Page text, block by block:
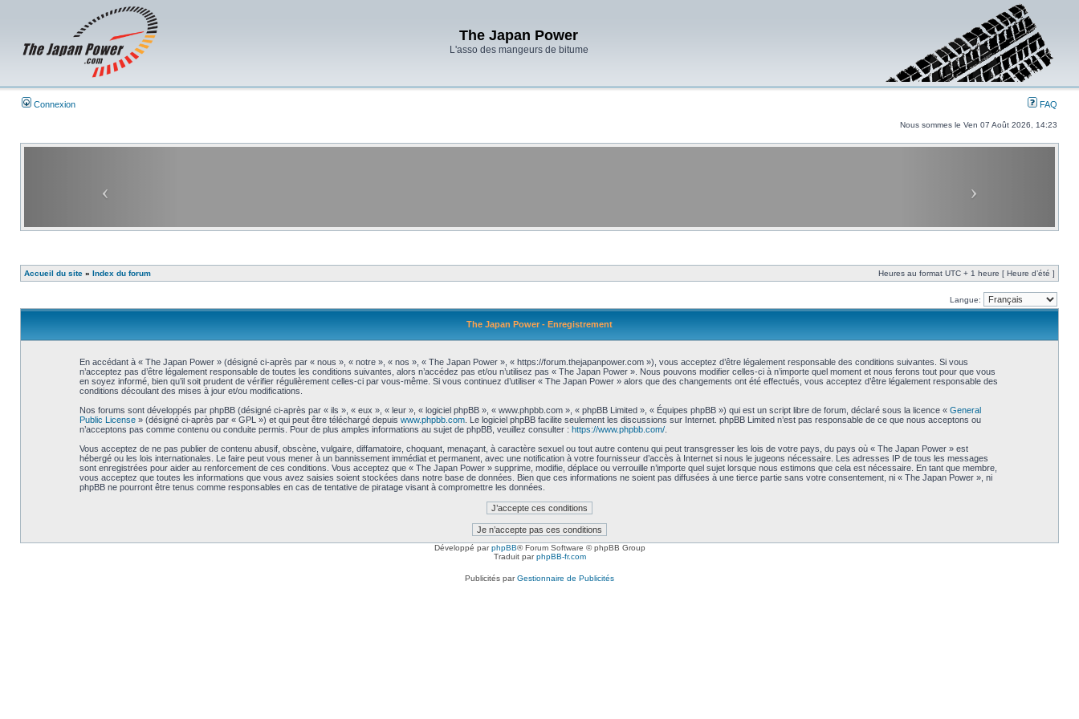
The Japan Power
L'asso des mangeurs de bitume
Connexion FAQ
Nous sommes le Ven 07 Août 2026, 14:23
Accueil du site » Index du forum Heures au format UTC + 1 heure [ Heure d’été ]
Langue:
The Japan Power - Enregistrement
En accédant à « The Japan Power » (désigné ci-après par « nous », « notre », « nos », « The Japan Power », « https://forum.thejapanpower.com »), vous acceptez d’être légalement responsable des conditions suivantes. Si vous
n’acceptez pas d’être légalement responsable de toutes les conditions suivantes, alors n’accédez pas et/ou n’utilisez pas « The Japan Power ». Nous pouvons modifier celles-ci à n’importe quel moment et nous ferons tout pour que vous
en soyez informé, bien qu’il soit prudent de vérifier régulièrement celles-ci par vous-même. Si vous continuez d’utiliser « The Japan Power » alors que des changements ont été effectués, vous acceptez d’être légalement responsable des
conditions découlant des mises à jour et/ou modifications.
Nos forums sont développés par phpBB (désigné ci-après par « ils », « eux », « leur », « logiciel phpBB », « www.phpbb.com », « phpBB Limited », « Équipes phpBB ») qui est un script libre de forum, déclaré sous la licence « General
Public License» (désigné ci-après par « GPL ») et qui peut être téléchargé depuis www.phpbb.com. Le logiciel phpBB facilite seulement les discussions sur Internet. phpBB Limited n’est pas responsable de ce que nous acceptons ou
n’acceptons pas comme contenu ou conduite permis. Pour de plus amples informations au sujet de phpBB, veuillez consulter : https://www.phpbb.com/.
Vous acceptez de ne pas publier de contenu abusif, obscène, vulgaire, diffamatoire, choquant, menaçant, à caractère sexuel ou tout autre contenu qui peut transgresser les lois de votre pays, du pays où « The Japan Power » est
hébergé ou les lois internationales. Le faire peut vous mener à un bannissement immédiat et permanent, avec une notification à votre fournisseur d’accès à Internet si nous le jugeons nécessaire. Les adresses IP de tous les messages
sont enregistrées pour aider au renforcement de ces conditions. Vous acceptez que « The Japan Power » supprime, modifie, déplace ou verrouille n’importe quel sujet lorsque nous estimons que cela est nécessaire. En tant que membre,
vous acceptez que toutes les informations que vous avez saisies soient stockées dans notre base de données. Bien que ces informations ne soient pas diffusées à une tierce partie sans votre consentement, ni « The Japan Power », ni
phpBB ne pourront être tenus comme responsables en cas de tentative de piratage visant à compromettre les données.
Développé parphpBB® Forum Software © phpBB Group
Traduit parphpBB-fr.com
Publicités parGestionnaire de Publicités